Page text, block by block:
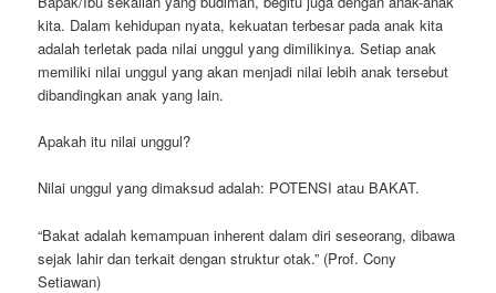
kita. Dalam kehidupan nyata, kekuatan terbesar pada anak kita
adalah terletak pada nilai unggul yang dimilikinya. Setiap anak
memiliki nilai unggul yang akan menjadi nilai lebih anak tersebut
dibandingkan anak yang lain.
Apakah itu nilai unggul?
Nilai unggul yang dimaksud adalah: POTENSI atau BAKAT.
“Bakat adalah kemampuan inherent dalam diri seseorang, dibawa
sejak lahir dan terkait dengan struktur otak.” (Prof. Cony
Setiawan)